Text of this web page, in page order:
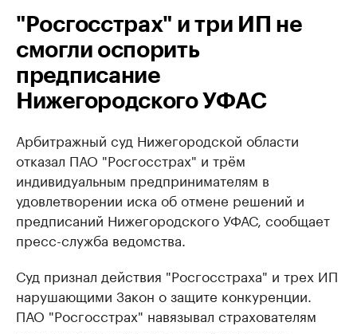
"Росгосстрах" и три ИП не
смогли оспорить
предписание
Нижегородского УФАС
Арбитражный суд Нижегородской области
отказал ПАО "Росгосстрах" и трём
индивидуальным предпринимателям в
удовлетворении иска об отмене решений и
предписаний Нижегородского УФАС, сообщает
пресс-служба ведомства.
Суд признал действия "Росгосстраха" и трех ИП
нарушающими Закон о защите конкуренции.
ПАО "Росгосстрах" навязывал страхователям